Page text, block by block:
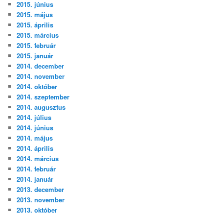
2015. június
2015. május
2015. április
2015. március
2015. február
2015. január
2014. december
2014. november
2014. október
2014. szeptember
2014. augusztus
2014. július
2014. június
2014. május
2014. április
2014. március
2014. február
2014. január
2013. december
2013. november
2013. október